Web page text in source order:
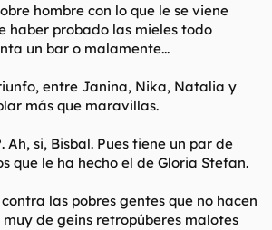
hombre con lo que le se viene
haber probado las mieles todo
un bar o malamente...
entre Janina, Nika, Natalia y
más que maravillas.
Ah, si, Bisbal. Pues tiene un par de
que le ha hecho el de Gloria Stefan.
las pobres gentes que no hacen
de geins retropúberes malotes